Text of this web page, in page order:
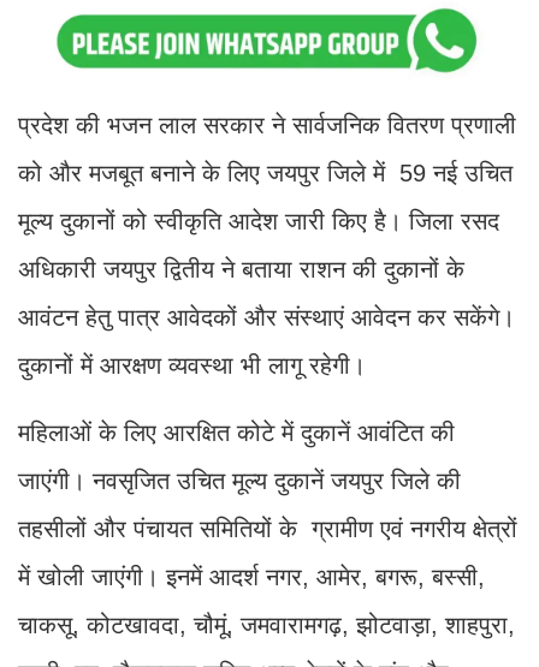
प्रदेश की भजन लाल सरकार ने सार्वजनिक वितरण प्रणाली
को और मजबूत बनाने के लिए जयपुर जिले में 59 नई उचित
मूल्य दुकानों को स्वीकृति आदेश जारी किए है। जिला रसद
अधिकारी जयपुर द्वितीय ने बताया राशन की दुकानों के
आवंटन हेतु पात्र आवेदकों और संस्थाएं आवेदन कर सकेंगे।
दुकानों में आरक्षण व्यवस्था भी लागू रहेगी।
महिलाओं के लिए आरक्षित कोटे में दुकानें आवंटित की
जाएंगी। नवसृजित उचित मूल्य दुकानें जयपुर जिले की
तहसीलों और पंचायत समितियों के ग्रामीण एवं नगरीय क्षेत्रों
में खोली जाएंगी। इनमें आदर्श नगर, आमेर, बगरू, बस्सी,
चाकसू, कोटखावदा, चौमूं, जमवारामगढ़, झोटवाड़ा, शाहपुरा,